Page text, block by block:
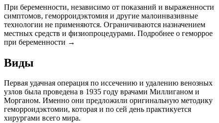
При беременности, независимо от показаний и выраженности
симптомов, геморроидэктомия и другие малоинвазивные
технологии не применяются. Ограничиваются назначением
местных средств и физиопроцедурами. Подробнее о геморрое
при беременности →
Виды
Первая удачная операция по иссечению и удалению венозных
узлов была проведена в 1935 году врачами Миллиганом и
Морганом. Именно они предложили оригинальную методику
геморроидэктомии, которая и по сей день практикуется
хирургами всего мира.